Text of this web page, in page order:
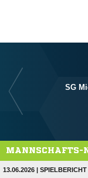
SG
MANNSCHAFTS-
13.06.2026 | SPIELBERICHT